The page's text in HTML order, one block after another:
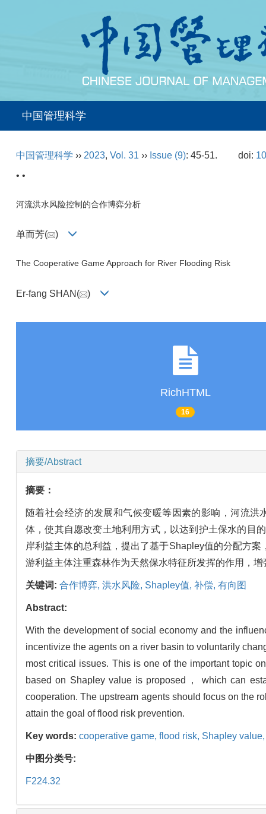
中国管理科学
中国管理科学 ›› 2023, Vol. 31 ›› Issue (9): 45-51. doi:
• •
河流洪水风险控制的合作博弈分析
单而芳( )
The Cooperative Game Approach for River Flooding Risk
Er-fang SHAN( )
RichHTML
16
摘要/Abstract
摘要：
随着社会经济的发展和气候变暖等因素的影响，河流
体，使其自愿改变土地利用方式，以达到护土保水的目
岸利益主体的总利益，提出了基于Shapley值的分配方
游利益主体注重森林作为天然保水特征所发挥的作用，
关键词: 合作博弈, 洪水风险, Shapley值, 补偿, 有向图
Abstract:
With the development of social economy and the
incentivize the agents on a river basin to voluntarily
most critical issues. This is one of the important topic
based on Shapley value is proposed， which can
cooperation. The upstream agents should focus on the
attain the goal of flood risk prevention.
Key words: cooperative game, flood risk, Shapley
中图分类号:
F224.32